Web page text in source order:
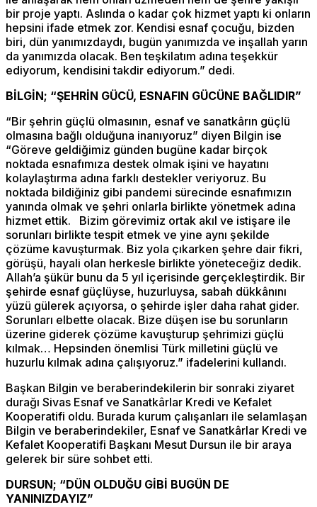
bir proje yaptı. Aslında o kadar çok hizmet yaptı ki onların
hepsini ifade etmek zor. Kendisi esnaf çocuğu, bizden
biri, dün yanımızdaydı, bugün yanımızda ve inşallah yarın
da yanımızda olacak. Ben teşkilatım adına teşekkür
ediyorum, kendisini takdir ediyorum.” dedi.
BİLGİN; “ŞEHRİN GÜCÜ, ESNAFIN GÜCÜNE BAĞLIDIR”
“Bir şehrin güçlü olmasının, esnaf ve sanatkârın güçlü
olmasına bağlı olduğuna inanıyoruz” diyen Bilgin ise
“Göreve geldiğimiz günden bugüne kadar birçok
noktada esnafımıza destek olmak işini ve hayatını
kolaylaştırma adına farklı destekler veriyoruz. Bu
noktada bildiğiniz gibi pandemi sürecinde esnafımızın
yanında olmak ve şehri onlarla birlikte yönetmek adına
hizmet ettik. Bizim görevimiz ortak akıl ve istişare ile
sorunları birlikte tespit etmek ve yine aynı şekilde
çözüme kavuşturmak. Biz yola çıkarken şehre dair fikri,
görüşü, hayali olan herkesle birlikte yöneteceğiz dedik.
Allah’a şükür bunu da 5 yıl içerisinde gerçekleştirdik. Bir
şehirde esnaf güçlüyse, huzurluysa, sabah dükkânını
yüzü gülerek açıyorsa, o şehirde işler daha rahat gider.
Sorunları elbette olacak. Bize düşen ise bu sorunların
üzerine giderek çözüme kavuşturup şehrimizi güçlü
kılmak… Hepsinden önemlisi Türk milletini güçlü ve
huzurlu kılmak adına çalışıyoruz.” ifadelerini kullandı.
Başkan Bilgin ve beraberindekilerin bir sonraki ziyaret
durağı Sivas Esnaf ve Sanatkârlar Kredi ve Kefalet
Kooperatifi oldu. Burada kurum çalışanları ile selamlaşan
Bilgin ve beraberindekiler, Esnaf ve Sanatkârlar Kredi ve
Kefalet Kooperatifi Başkanı Mesut Dursun ile bir araya
gelerek bir süre sohbet etti.
DURSUN; “DÜN OLDUĞU GİBİ BUGÜN DE
YANINIZDAYIZ”